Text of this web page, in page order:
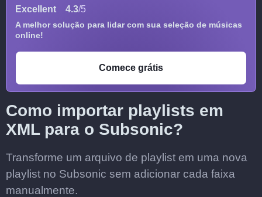
Excellent 4.3/5
A melhor solução para lidar com sua seleção de músicas
online!
Comece grátis
Como importar playlists em
XML para o Subsonic?
Transforme um arquivo de playlist em uma nova
playlist no Subsonic sem adicionar cada faixa
manualmente.